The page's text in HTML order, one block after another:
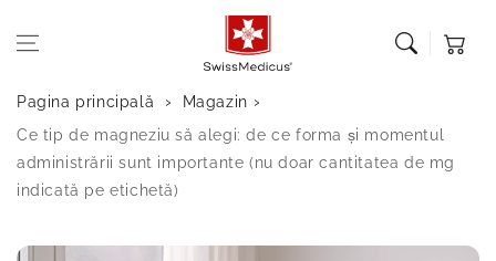
conținut
Pagina principală
Magazin
Ce tip de magneziu să alegi: de ce forma și momentul
administrării sunt importante (nu doar cantitatea de mg
indicată pe etichetă)